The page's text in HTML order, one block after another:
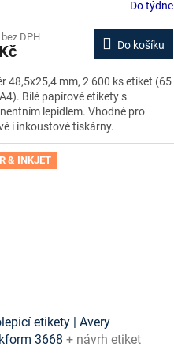
Do týdne
DPH
Do košíku
48,5x25,4 mm, 2 600 ks etiket (65
Bílé papírové etikety s
lepidlem. Vhodné pro
i inkoustové tiskárny.
& INKJET
etikety | Avery
3668 + návrh etiket